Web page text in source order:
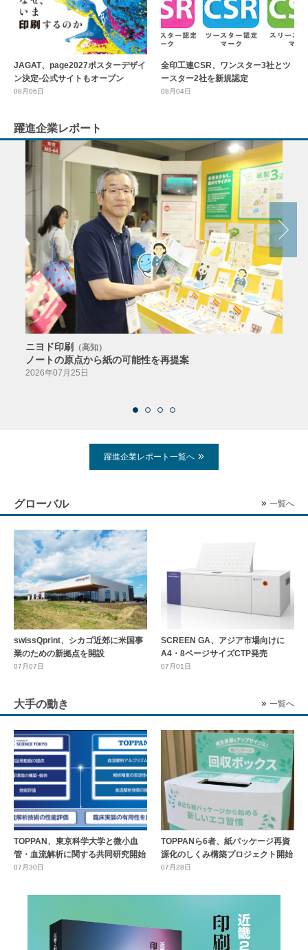
JAGAT、page2027ポスターデザイ
ン決定-公式サイトもオープン
08月06日
全印工連CSR、ワンスター3社とツ
ースター2社を新規認定
08月04日
躍進企業レポート
ニヨド印刷 （高知）
ノートの原点から紙の可能性を再提案
2026年07月25日
躍進企業レポート一覧へ
グローバル 一覧へ
swissQprint、シカゴ近郊に⽶国事
業のための新拠点を開設
07月07日
SCREEN GA、アジア市場向けに
A4・8ページサイズCTP発売
07月01日
大手の動き 一覧へ
TOPPAN、東京科学大学と微小血
管・血流解析に関する共同研究開始
07月30日
TOPPANら6者、紙パッケージ再資
源化のしくみ構築プロジェクト開始
07月28日